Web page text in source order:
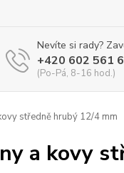
Nevíte si rady?
+420 602 561
(Po-Pá, 8-16 hod.)
středně hrubý 12/4 mm
a kovy